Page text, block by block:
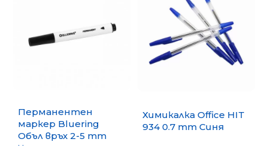
Перманентен
маркер Bluering
Объл връх 2-5 mm
Черен
Химикалка Office HIT
934 0.7 mm Синя